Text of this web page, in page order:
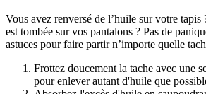
Vous avez renversé de l’huile sur votre
est tombée sur vos pantalons ? Pas de
astuces pour faire partir n’importe quelle
Frottez doucement la tache avec une
pour enlever autant d'huile que